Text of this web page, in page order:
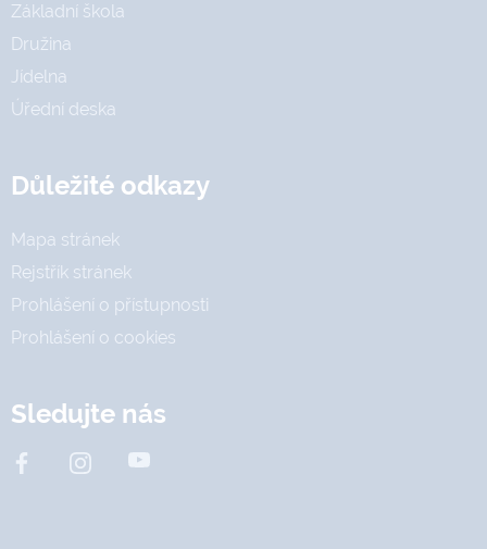
Základní škola
Družina
Jídelna
Úřední deska
Důležité odkazy
Mapa stránek
Rejstřík stránek
Prohlášení o přístupnosti
Prohlášení o cookies
Sledujte nás